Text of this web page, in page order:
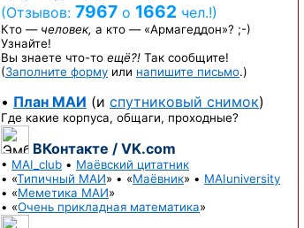
(Отзывов: 7967 о 1662 чел.!)
Кто — человек, а кто — «Армагеддон»? ;-)
Узнайте!
Вы знаете что-то ещё?! Так сообщите!
(Заполните форму или напишите письмо.)
• План МАИ (и спутниковый снимок)
Где какие корпуса, общаги, проходные?
ВКонтакте / VK.com
• MAI_club • Маёвский цитатник
• «Типичный МАИ» • «Маёвник» • MAIuniversity
• «Меметика МАИ»
• «Очень прикладная математика»